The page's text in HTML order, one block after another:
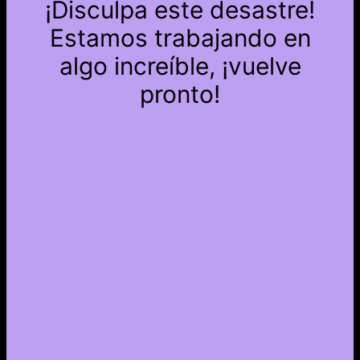
¡Disculpa este desastre!
Estamos trabajando en
algo increíble, ¡vuelve
pronto!